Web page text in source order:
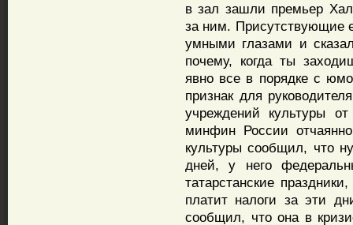
в зал зашли премьер
за ним. Присутствующие
умными глазами и
почему, когда ты
явно все в порядке с
признак для
учреждений культуры
минфин России отчаянно
культуры сообщил, что
дней, у него
татарстанские
платит налоги за эти
сообщил, что она в